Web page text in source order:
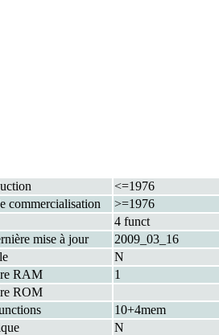
<=1976
commercialisation
>=1976
4 funct
mise à jour
2009_03_16
N
RAM
1
ROM
10+4mem
N